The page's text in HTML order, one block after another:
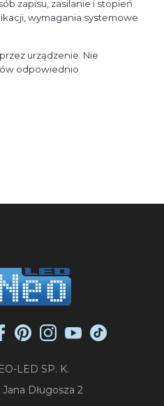
zapisu, zasilanie i stopień
wymagania systemowe
urządzenie. Nie
odpowiednio
LED SP. K.
Jana Długosza 2